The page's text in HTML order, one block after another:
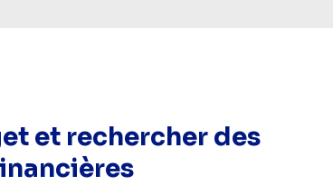
et rechercher des